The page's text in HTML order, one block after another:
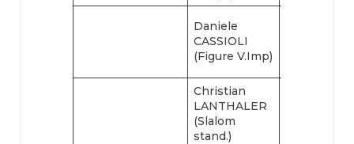
Daniele
CASSIOLI
(Figure V.Imp)
Christian
LANTHALER
(Slalom
stand.)